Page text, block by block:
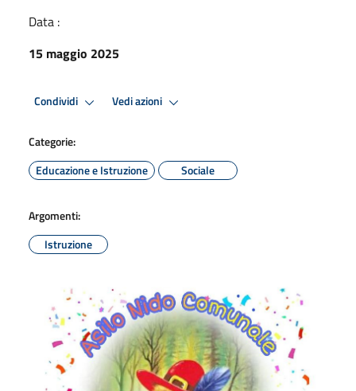
Data :
15 maggio 2025
Condividi Vedi azioni
Categorie:
Educazione e Istruzione
Sociale
Argomenti:
Istruzione